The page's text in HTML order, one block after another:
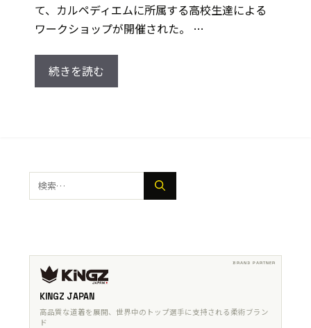
て、カルペディエムに所属する高校生達による
ワークショップが開催された。 …
続きを読む
検
索:
KINGZ JAPAN
高品質な道着を展開、世界中のトップ選手に支持される柔術ブラン
ド